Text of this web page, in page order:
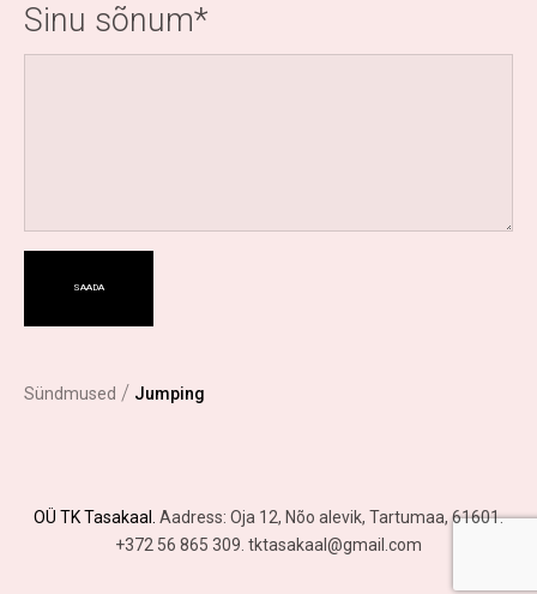
Sinu sõnum
Sündmused / Jumping
OÜ TK Tasakaal.
Aadress: Oja 12, Nõo alevik, Tartumaa, 61601.
+372 56 865 309. tktasakaal@gmail.com